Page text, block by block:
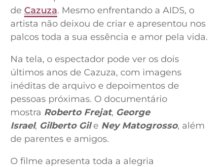
de Cazuza. Mesmo enfrentando a AIDS, o
artista não deixou de criar e apresentou nos
palcos toda a sua essência e amor pela vida.
Na tela, o espectador pode ver os dois
últimos anos de Cazuza, com imagens
inéditas de arquivo e depoimentos de
pessoas próximas. O documentário
mostra Roberto Frejat, George
Israel, Gilberto Gile Ney Matogrosso, além
de parentes e amigos.
O filme apresenta toda a alegria